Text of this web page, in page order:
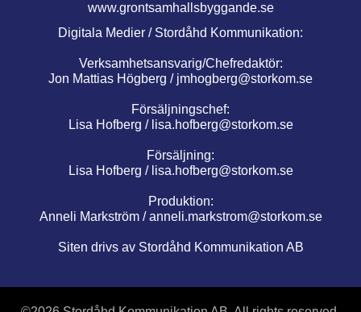
www.grontsamhallsbyggande.se
Digitala Medier / Stordåhd Kommunikation:
Verksamhetsansvarig/Chefredaktör:
Jon Mattias Högberg / jmhogberg@storkom.se
Försäljningschef:
Lisa Hofberg / lisa.hofberg@storkom.se
Försäljning:
Lisa Hofberg / lisa.hofberg@storkom.se
Produktion:
Anneli Markström /anneli.markstrom@storkom.se
Siten drivs av Stordåhd Kommunikation AB